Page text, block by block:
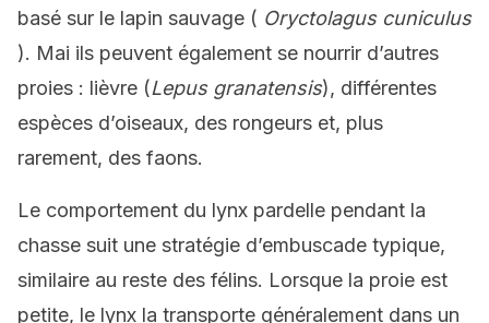
basé sur le lapin sauvage ( Oryctolagus cuniculus
). Mai ils peuvent également se nourrir d’autres
proies : lièvre (Lepus granatensis), différentes
espèces d’oiseaux, des rongeurs et, plus
rarement, des faons.
Le comportement du lynx pardelle pendant la
chasse suit une stratégie d’embuscade typique,
similaire au reste des félins. Lorsque la proie est
petite, le lynx la transporte généralement dans un